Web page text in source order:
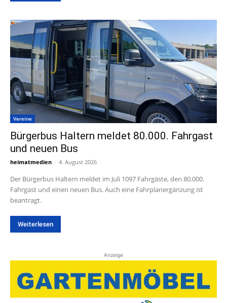
Vereine
Bürgerbus Haltern meldet 80.000. Fahrgast
und neuen Bus
heimatmedien - 4. August 2026
Der Bürgerbus Haltern meldet im Juli 1097 Fahrgäste, den 80.000.
Fahrgast und einen neuen Bus. Auch eine Fahrplanergänzung ist
beantragt.
Weiterlesen
Anzeige